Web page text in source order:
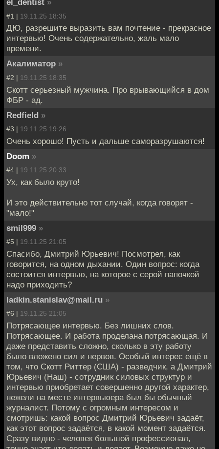
el_dentist »
#1 | 19.11.25 18:35
ДЮ, разрешите выразить вам почтение - прекрасное
интервью! Очень содержательно, жаль мало
времени.
Акалиматор »
#2 | 19.11.25 18:35
Скотт серьезный мужчина. Про врывающийся в дом
ФБР - ад.
Redfield »
#3 | 19.11.25 19:26
Очень хорошо! Пусть и дальше саморазрушаются!
Doom »
#4 | 19.11.25 20:33
Ух, как было круто!
И это действительно тот случай, когда говорят -
"мало!"
smil999 »
#5 | 19.11.25 21:05
Спасибо, Дмитрий Юрьевич! Посмотрел, как
говорится, на одном дыхании. Один вопрос: когда
состоится интервью, на которое с серой папочкой
надо приходить?
ladkin.stanislav@mail.ru »
#6 | 19.11.25 21:05
Потрясающее интервью. Без лишних слов.
Потрясающее. И работа проделана потрясающая. И
даже представить сложно, сколько в эту работу
было вложено сил и нервов. Особый интерес ещё в
том, что Скотт Риттер (США) - разведчик, а Дмитрий
Юрьевич (Наш) - сотрудник силовых структур и
интервью приобретает совершенно другой характер,
нежели на месте интервьюера был бы обычный
журналист. Потому с огромным интересом и
смотришь: какой вопрос Дмитрий Юрьевич задаёт,
как этот вопрос задаётся, в какой момент задаётся.
Сразу видно - человек большой профессионал,